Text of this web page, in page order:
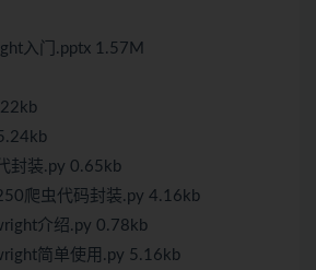
入门.pptx 1.57M
封装.py 0.65kb
爬虫代码封装.py 4.16kb
介绍.py 0.78kb
简单使用.py 5.16kb